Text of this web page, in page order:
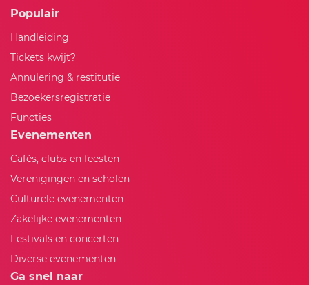
Populair
Handleiding
Tickets kwijt?
Annulering & restitutie
Bezoekersregistratie
Functies
Evenementen
Cafés, clubs en feesten
Verenigingen en scholen
Culturele evenementen
Zakelijke evenementen
Festivals en concerten
Diverse evenementen
Ga snel naar